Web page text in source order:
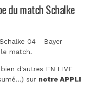
du match Schalke
04 - Bayer
le match.
d'autres EN LIVE
sur notre APPLI